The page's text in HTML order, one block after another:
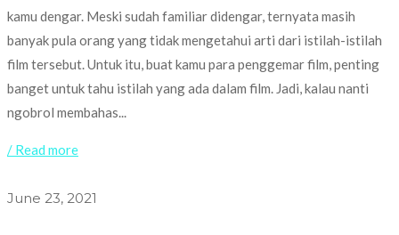
kamu dengar. Meski sudah familiar didengar, ternyata masih
banyak pula orang yang tidak mengetahui arti dari istilah-istilah
film tersebut. Untuk itu, buat kamu para penggemar film, penting
banget untuk tahu istilah yang ada dalam film. Jadi, kalau nanti
ngobrol membahas...
/ Read more
June 23, 2021